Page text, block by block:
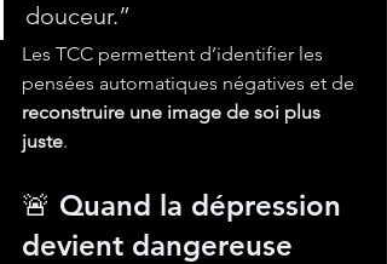
douceur.”
Les TCC permettent d’identifier les
pensées automatiques négatives et de
reconstruire une image de soi plus
juste.
🚨 Quand la dépression
devient dangereuse